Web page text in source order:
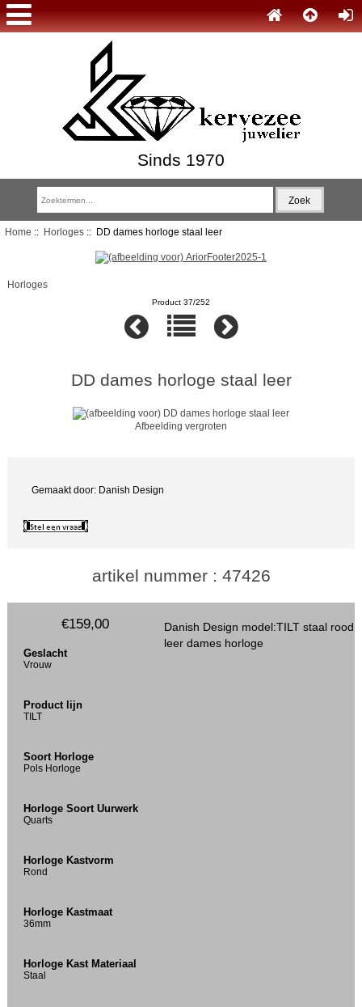
Sinds 1970
Home :: Horloges:: DD dames horloge staal leer
Horloges
Product 37/252
DD dames horloge staal leer
Afbeelding vergroten
Gemaakt door: Danish Design
artikel nummer : 47426
Danish Design model:TILT staal rood
leer dames horloge
€159,00
Geslacht
Vrouw
Product lijn
TILT
Soort Horloge
Pols Horloge
Horloge Soort Uurwerk
Quarts
Horloge Kastvorm
Rond
Horloge Kastmaat
36mm
Horloge Kast Materiaal
Staal